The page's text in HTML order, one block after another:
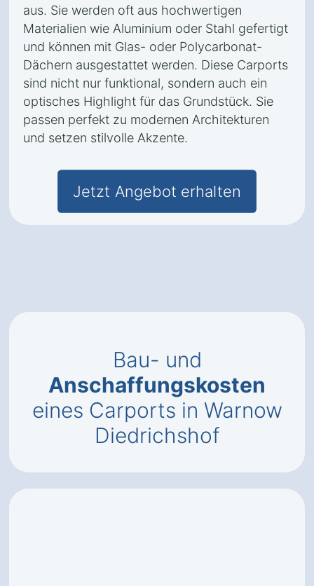
aus. Sie werden oft aus hochwertigen
Materialien wie Aluminium oder Stahl gefertigt
und können mit Glas- oder Polycarbonat-
Dächern ausgestattet werden. Diese Carports
sind nicht nur funktional, sondern auch ein
optisches Highlight für das Grundstück. Sie
passen perfekt zu modernen Architekturen
und setzen stilvolle Akzente.
Jetzt Angebot erhalten
Bau- und
Anschaffungskosten
eines Carports in Warnow
Diedrichshof